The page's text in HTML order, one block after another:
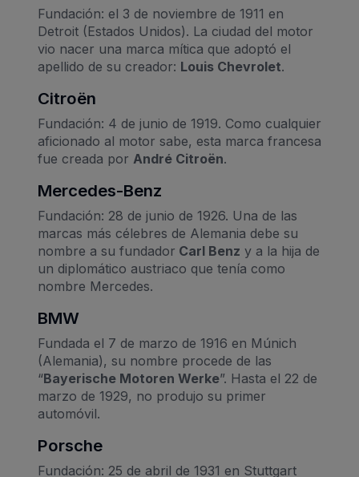
Fundación: el 3 de noviembre de 1911 en
Detroit (Estados Unidos). La ciudad del motor
vio nacer una marca mítica que adoptó el
apellido de su creador: Louis Chevrolet.
Citroën
Fundación: 4 de junio de 1919. Como cualquier
aficionado al motor sabe, esta marca francesa
fue creada por André Citroën.
Mercedes-Benz
Fundación: 28 de junio de 1926. Una de las
marcas más célebres de Alemania debe su
nombre a su fundador Carl Benz y a la hija de
un diplomático austriaco que tenía como
nombre Mercedes.
BMW
Fundada el 7 de marzo de 1916 en Múnich
(Alemania), su nombre procede de las
“Bayerische Motoren Werke”. Hasta el 22 de
marzo de 1929, no produjo su primer
automóvil.
Porsche
Fundación: 25 de abril de 1931 en Stuttgart